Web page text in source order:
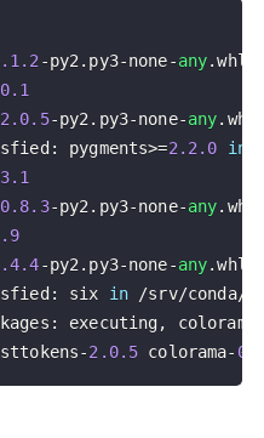
.2 -py2 . py3-none-any.whl
.1
2.0.5-py2 . py3-none-any.
: pygments>=2.2 .0 in
.1
0.8.3-py2 . py3-none-any.
.9
.4-py2 . py3-none-any.whl
: six in /srv/conda/
: executing, colorama
-2.0.5 colorama-